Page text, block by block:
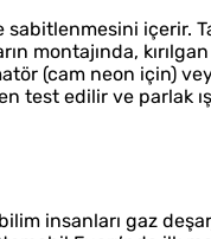
sabitlenmesini içerir.
montajında,
(cam neon için)
test edilir ve parlak
insanları gaz